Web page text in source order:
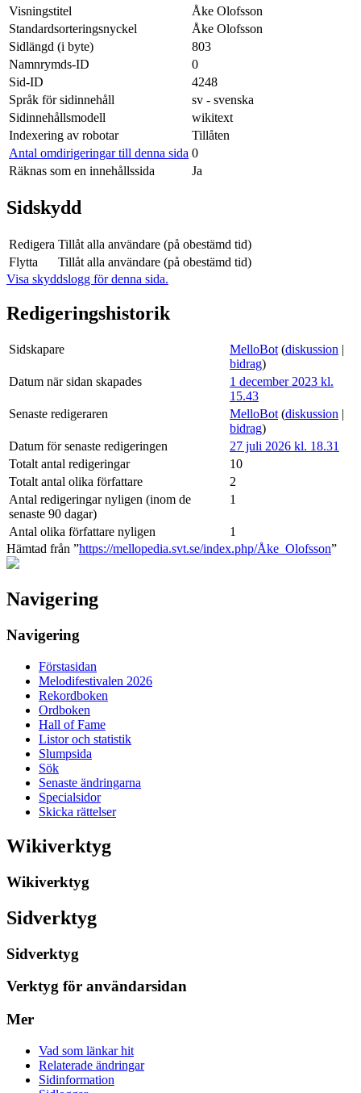
Visningstitel
Åke Olofsson
Standardsorteringsnyckel
Åke Olofsson
Sidlängd (i byte)
803
Namnrymds-ID
0
Sid-ID
4248
Språk för sidinnehåll
sv - svenska
Sidinnehållsmodell
wikitext
Indexering av robotar
Tillåten
Antal omdirigeringar till denna sida 0
Räknas som en innehållssida
Ja
Sidskydd
Redigera Tillåt alla användare (på obestämd tid)
Flytta
Tillåt alla användare (på obestämd tid)
Visa skyddslogg för denna sida.
Redigeringshistorik
Sidskapare MelloBot (diskussion |
bidrag)
Datum när sidan skapades
1 december 2023 kl.
15.43
Senaste redigeraren
MelloBot (diskussion |
bidrag)
Datum för senaste redigeringen
27 juli 2026 kl. 18.31
Totalt antal redigeringar
10
Totalt antal olika författare
2
Antal redigeringar nyligen (inom de
senaste 90 dagar)
1
Antal olika författare nyligen
1
Hämtad från ”https://mellopedia.svt.se/index.php/Åke_Olofsson”
Navigering
Navigering
Förstasidan
Melodifestivalen 2026
Rekordboken
Ordboken
Hall of Fame
Listor och statistik
Slumpsida
Sök
Senaste ändringarna
Specialsidor
Skicka rättelser
Wikiverktyg
Wikiverktyg
Sidverktyg
Sidverktyg
Verktyg för användarsidan
Mer
Vad som länkar hit
Relaterade ändringar
Sidinformation